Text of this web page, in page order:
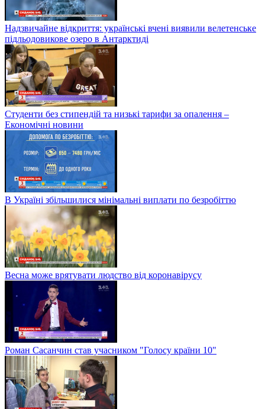
Надзвичайне відкриття: українські вчені виявили велетенське
підльодовикове озеро в Антарктиді
Студенти без стипендій та низькі тарифи за опалення –
Економічні новини
В Україні збільшилися мінімальні виплати по безробіттю
Весна може врятувати людство від коронавірусу
Роман Сасанчин став учасником "Голосу країни 10"